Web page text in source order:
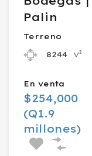
Palin
Terreno
8244
v²
En venta
$254,000
(Q1.9
millones)